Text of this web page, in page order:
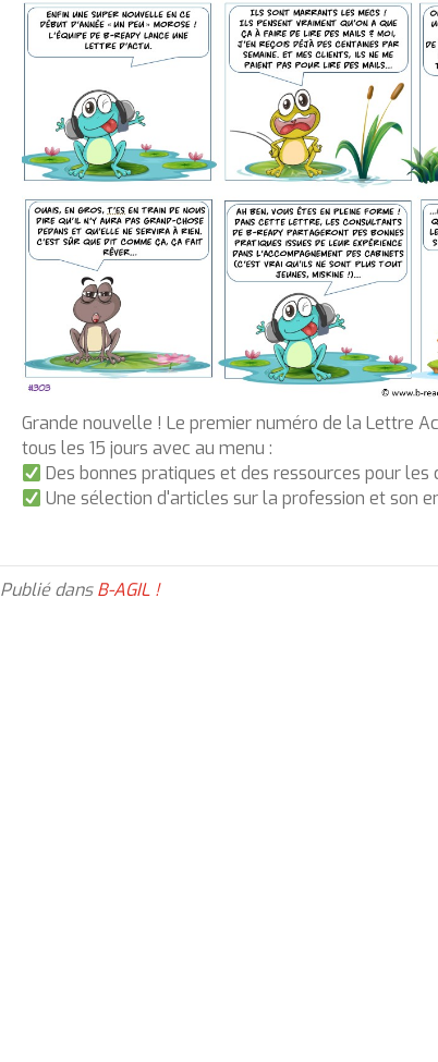
Grande nouvelle ! Le premier numéro de la Lettre
tous les 15 jours avec au menu :
Des bonnes pratiques et des ressources pour les
Une sélection d'articles sur la profession et son
Publié dansB-AGIL !